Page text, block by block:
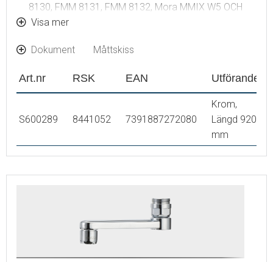
8130, FMM 8131, FMM 8132, Mora MMIX W5 OCH
Mora CERA W5
11–15 l/min vid 3 bar
Visa mer
Dokument Måttskiss
Art.nr RSK EAN Utförande
S600289 8441052 7391887272080
Krom,
Längd 920
mm